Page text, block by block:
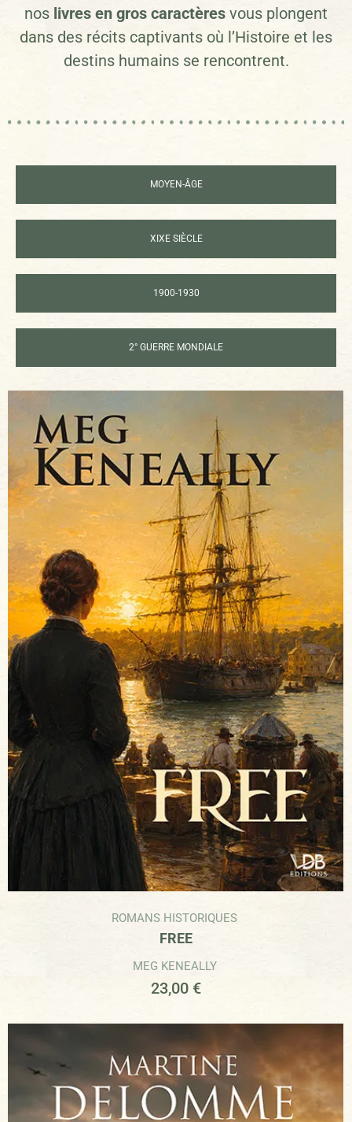
nos livres en gros caractères vous plongent
dans des récits captivants où l’Histoire et les
destins humains se rencontrent.
MOYEN-ÂGE
XIXE SIÈCLE
1900-1930
2° GUERRE MONDIALE
ROMANS HISTORIQUES
FREE
MEG KENEALLY
23,00 €